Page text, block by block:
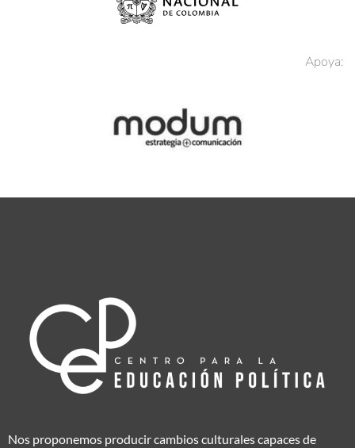
Apoya:
Nos proponemos producir cambios culturales capaces de